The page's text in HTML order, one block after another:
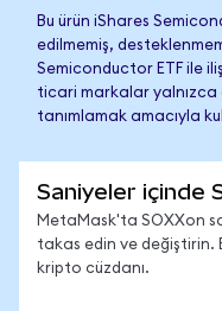
Bu ürün iShares
edilmemiş,
Semiconductor ETF ile
ticari markalar yalnızca
tanımlamak amacıyla
Saniyeler içinde
MetaMask'ta SOXXon
takas edin ve değiştirin.
kripto cüzdanı.